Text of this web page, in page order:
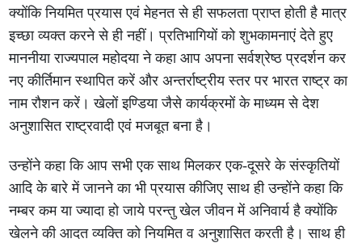
क्योंकि नियमित प्रयास एवं मेहनत से ही सफलता प्राप्त होती है मात्र
इच्छा व्यक्त करने से ही नहीं। प्रतिभागियों को शुभकामनाएं देते हुए
माननीया राज्यपाल महोदया ने कहा आप अपना सर्वश्रेष्ठ प्रदर्शन कर
नए कीर्तिमान स्थापित करें और अन्तर्राष्ट्रीय स्तर पर भारत राष्ट्र का
नाम रौशन करें। खेलों इण्डिया जैसे कार्यक्रमों के माध्यम से देश
अनुशासित राष्ट्रवादी एवं मजबूत बना है।
उन्होंने कहा कि आप सभी एक साथ मिलकर एक-दूसरे के संस्कृतियों
आदि के बारे में जानने का भी प्रयास कीजिए साथ ही उन्होंने कहा कि
नम्बर कम या ज्यादा हो जाये परन्तु खेल जीवन में अनिवार्य है क्योंकि
खेलने की आदत व्यक्ति को नियमित व अनुशासित करती है। साथ ही